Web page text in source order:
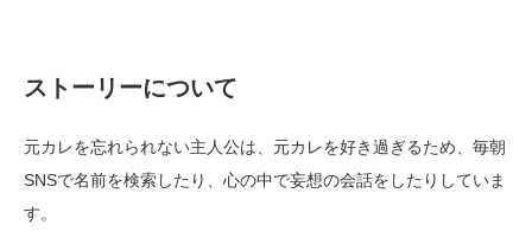
ストーリーについて
元カレを忘れられない主人公は、元カレを好き過ぎるため、毎朝
SNSで名前を検索したり、心の中で妄想の会話をしたりしていま
す。